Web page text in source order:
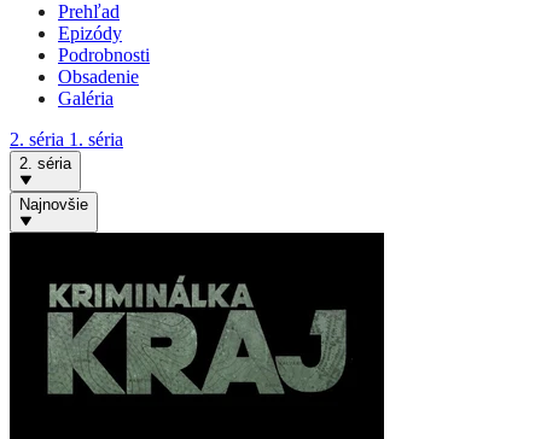
Prehľad
Epizódy
Podrobnosti
Obsadenie
Galéria
2. séria 1. séria
2. séria
Najnovšie